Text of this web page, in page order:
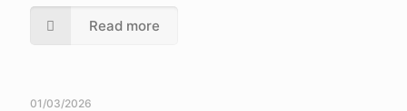
Read more
01/03/2026